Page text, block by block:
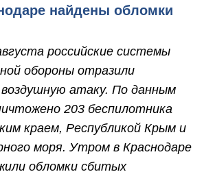
найдены обломки
российские системы
обороны отразили
атаку. По данным
203 беспилотника
краем, Республикой Крым и
моря. Утром в Краснодаре
обломки сбитых